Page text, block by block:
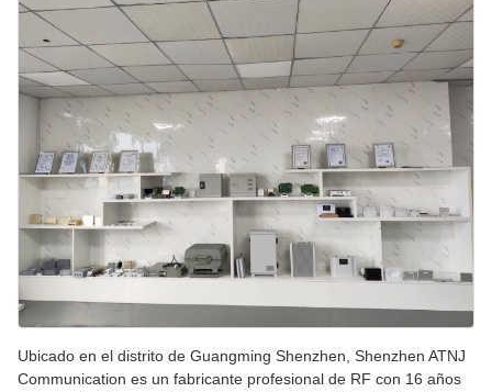
Ubicado en el distrito de Guangming Shenzhen, Shenzhen ATNJ
Communication es un fabricante profesional de RF con 16 años